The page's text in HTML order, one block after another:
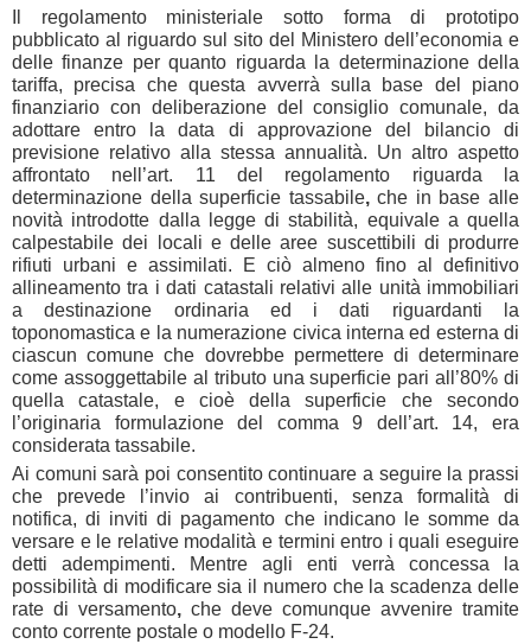
Il regolamento ministeriale sotto forma di prototipo
pubblicato al riguardo sul sito del Ministero dell’economia e
delle finanze per quanto riguarda
la determinazione della
tariffa, precisa che questa avverrà sulla base del piano
finanziario con deliberazione del consiglio comunale, da
adottare entro la data di approvazione del bilancio di
previsione relativo alla stessa annualità. Un altro aspetto
affrontato nell’art. 11 del regolamento riguarda
la
determinazione della superficie tassabile,che in base alle
novità introdotte dalla legge di stabilità, equivale a quella
calpestabile dei locali e delle aree suscettibili di produrre
rifiuti urbani e assimilati. E ciò almeno fino al definitivo
allineamento tra i dati catastali relativi alle unità immobiliari
a destinazione ordinaria ed i dati riguardanti la
toponomastica e la numerazione civica interna ed esterna di
ciascun comune che dovrebbe permettere di determinare
come assoggettabile al tributo una superficie pari all’80% di
quella catastale, e cioè della superficie che secondo
l’originaria formulazione del comma 9 dell’art. 14, era
considerata tassabile.
Ai comuni sarà poi consentito continuare a seguire la prassi
che prevede
l’invio ai contribuenti, senza formalità di
notifica, di inviti di pagamento che indicano le somme da
versare e le relative modalità e termini entro i quali eseguire
detti adempimenti. Mentre agli enti verrà concessa la
possibilità di modificare sia il numero che la scadenza delle
rate di versamento, che deve comunque avvenire tramite
conto corrente postale o modello F-24.